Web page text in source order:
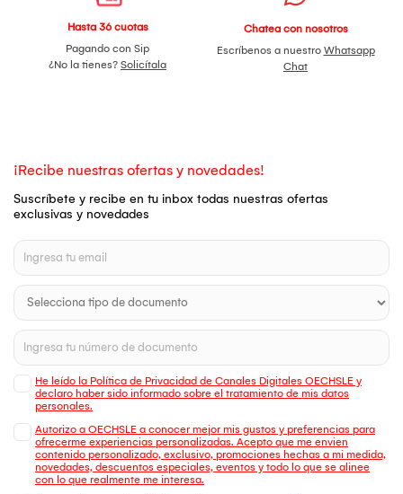
Hasta 36 cuotas
Pagando con Sip
¿No la tienes? Solicítala
Chatea con nosotros
Escríbenos a nuestro Whatsapp
Chat
¡Recibe nuestras ofertas y novedades!
Suscríbete y recibe en tu inbox todas nuestras ofertas
exclusivas y novedades
He leído la Política de Privacidad de Canales Digitales OECHSLE y
declaro haber sido informado sobre el tratamiento de mis datos
personales.
Autorizo a OECHSLE a conocer mejor mis gustos y preferencias para
ofrecerme experiencias personalizadas. Acepto que me envien
contenido personalizado, exclusivo, promociones hechas a mi medida,
novedades, descuentos especiales, eventos y todo lo que se alinee
con lo que realmente me interesa.